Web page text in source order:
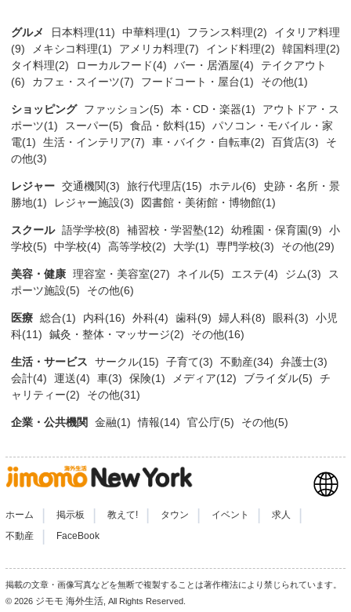
グルメ 日本料理(11) 中華料理(1) フランス料理(2)
イタリア料理
(9)
メキシコ料理(1) アメリカ料理(7) インド料理(2)
韓国料理(2)
タイ料理(2)
ローカルフード(4) バー・居酒屋(4)
テイクアウト
(6)
カフェ・スイーツ(7) フードコート・屋台(1) その他(1)
ショッピング ファッション(5) 本・CD・楽器(1)
アウトドア・ス
ポーツ(1)
スーパー(5) 食品・飲料(15)
パソコン・モバイル・家
電(1)
生活・インテリア(7) 車・バイク・自転車(2) 百貨店(3)
そ
の他(3)
レジャー 交通機関(3) 旅行代理店(15) ホテル(6)
史跡・名所・景
勝地(1)
レジャー施設(3) 図書館・美術館・博物館(1)
スクール 語学学校(8) 補習校・学習塾(12) 幼稚園・保育園(9)
小
学校(5)
中学校(4) 高等学校(2) 大学(1) 専門学校(3) その他(29)
美容・健康 理容室・美容室(27) ネイル(5) エステ(4) ジム(3)
ス
ポーツ施設(5)
その他(6)
医療 総合(1) 内科(16) 外科(4) 歯科(9) 婦人科(8) 眼科(3)
小児
科(11)
鍼灸・整体・マッサージ(2) その他(16)
生活・サービス サークル(15) 子育て(3) 不動産(34)
弁護士(3)
会計(4)
運送(4) 車(3) 保険(1) メディア(12) ブライダル(5)
チ
ャリティー(2)
その他(31)
企業・公共機関 金融(1) 情報(14) 官公庁(5) その他(5)
ホーム 掲示板 教えて! タウン イベント 求人
不動産 FaceBook
掲載の文章・画像写真などを無断で複製することは著作権法により禁じられています。
© 2026 ジモモ 海外生活 , All Rights Reserved.